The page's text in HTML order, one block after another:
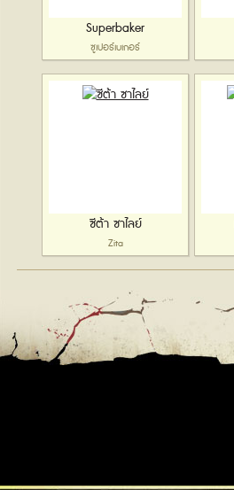
Superbaker
ซูเปอร์เบเกอร์
ซีต้า ซาไลย์
Zita